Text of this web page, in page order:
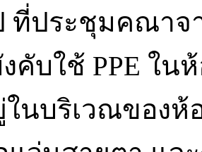
ที่ประชุมคณาจ
คับใช้ PPE ใน
นบริเวณของห้